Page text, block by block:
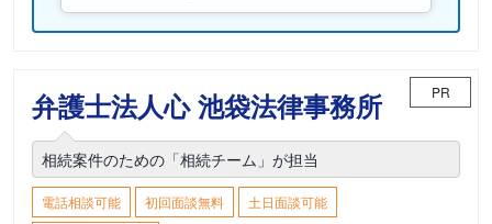
弁護士法人心 池袋法律事務所 PR
相続案件のための「相続チーム」が担当
電話相談可能 初回面談無料
土日面談可能